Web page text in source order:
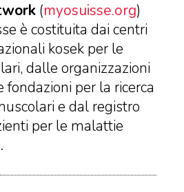
(myosuisse.org)
è costituita dai centri
kosek per le
dalle organizzazioni
fondazioni per la ricerca
e dal registro
per le malattie